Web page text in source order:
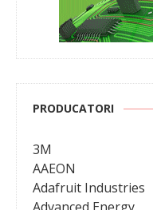
PRODUCATORI
3M
AAEON
Adafruit Industries